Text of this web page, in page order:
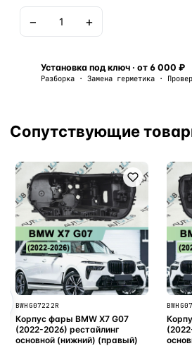
− +
Установка под ключ · от 6 000 ₽
Разборка · Замена герметика ·
Сопутствующие
BWHG07222R
Корпус фары BMW X7 G07
(2022-2026) рестайлинг
основной (нижний) (правый)